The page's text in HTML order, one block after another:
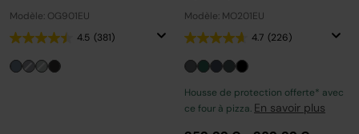
Modèle: OG901EU
4.5 (381)
Modèle: MO201EU
4.7 (226)
Housse de protection offerte* avec
ce four à pizza. En savoir plus